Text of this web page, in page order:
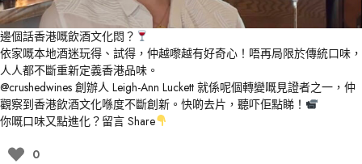
邊個話香港嘅飲酒文化悶？
依家嘅本地酒迷玩得、試得，仲越嚟越有好奇心！唔再局限於傳統口味，
人人都不斷重新定義香港品味。
@crushedwines 創辦人 Leigh-Ann Luckett 就係呢個轉變嘅見證者之一，仲
觀察到香港飲酒文化喺度不斷創新。快啲去片，聽吓佢點睇！
你嘅口味又點進化？留言 Share
0